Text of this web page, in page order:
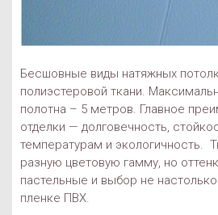
Бесшовные виды натяжных
полиэстеровой ткани.
полотна – 5 метров. Главное
отделки — долговечность,
температурам и экологичность.
разную цветовую гамму, но
пастельные и выбор не
пленке ПВХ.